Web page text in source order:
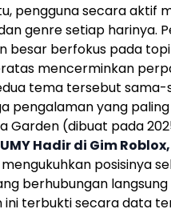
pengguna secara aktif
genre setiap harinya.
besar berfokus pada
mencerminkan
tema tersebut
pengalaman yang
Garden (dibuat pada
UMY Hadir di Gim
posisinya
berhubungan
ini terbukti secara data